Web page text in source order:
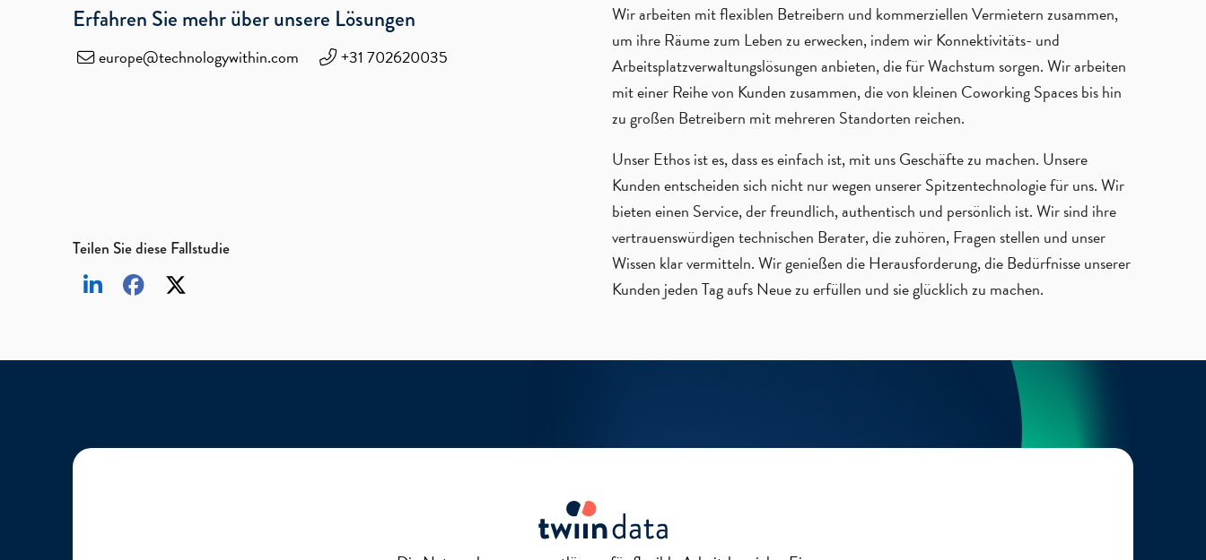
Erfahren Sie mehr über unsere Lösungen
europe@technologywithin.com +31 702620035
Teilen Sie diese Fallstudie
Wir arbeiten mit flexiblen Betreibern und kommerziellen Vermietern zusammen,
um ihre Räume zum Leben zu erwecken, indem wir Konnektivitäts- und
Arbeitsplatzverwaltungslösungen anbieten, die für Wachstum sorgen. Wir arbeiten
mit einer Reihe von Kunden zusammen, die von kleinen Coworking Spaces bis hin
zu großen Betreibern mit mehreren Standorten reichen.
Unser Ethos ist es, dass es einfach ist, mit uns Geschäfte zu machen. Unsere
Kunden entscheiden sich nicht nur wegen unserer Spitzentechnologie für uns. Wir
bieten einen Service, der freundlich, authentisch und persönlich ist. Wir sind ihre
vertrauenswürdigen technischen Berater, die zuhören, Fragen stellen und unser
Wissen klar vermitteln. Wir genießen die Herausforderung, die Bedürfnisse unserer
Kunden jeden Tag aufs Neue zu erfüllen und sie glücklich zu machen.